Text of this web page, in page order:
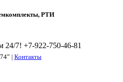
РТИ
24/7! +7-922-750-46-81
| Контакты